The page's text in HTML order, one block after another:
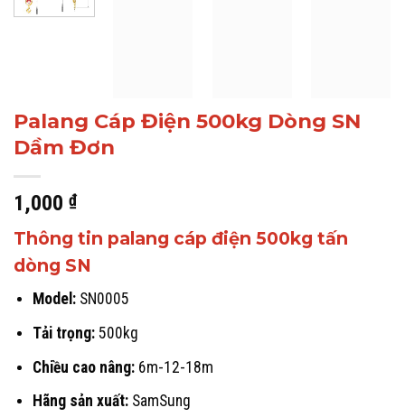
Palang Cáp Điện 500kg Dòng SN
Dầm Đơn
1,000 ₫
Thông tin palang cáp điện 500kg tấn
dòng SN
Model:SN0005
Tải trọng:500kg
Chiều cao nâng:6m-12-18m
Hãng sản xuất:SamSung